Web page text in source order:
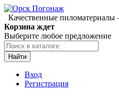
Качественные пиломатериалы
Корзина ждет
Выберите любое предложение
Найти
Вход
Регистрация